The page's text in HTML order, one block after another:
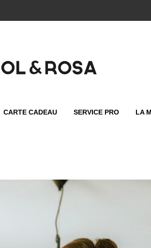
CARTE CADEAU SERVICE PRO LA